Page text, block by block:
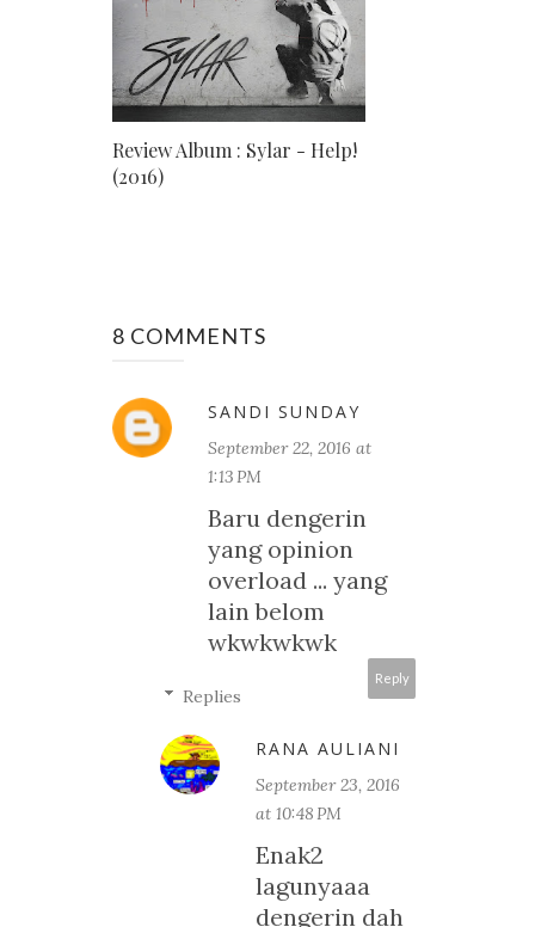
Review Album : Sylar - Help!
(2016)
8 COMMENTS
SANDI SUNDAY
September 22, 2016 at
1:13 PM
Baru dengerin
yang opinion
overload ... yang
lain belom
wkwkwkwk
Reply
Replies
RANA AULIANI
September 23, 2016
at 10:48 PM
Enak2
lagunyaaa
dengerin dah